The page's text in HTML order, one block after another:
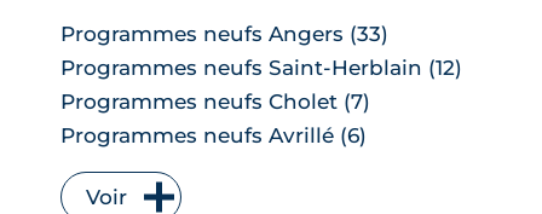
Programmes neufs Angers (33)
Programmes neufs Saint-Herblain (12)
Programmes neufs Cholet (7)
Programmes neufs Avrillé (6)
Programmes neufs La Chapelle-sur-
Erdre (6)
Voir